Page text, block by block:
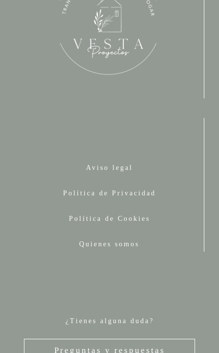
Aviso legal
Política de Privacidad
Política de Cookies
Quienes somos
¿Tienes alguna duda?
Preguntas y respuestas